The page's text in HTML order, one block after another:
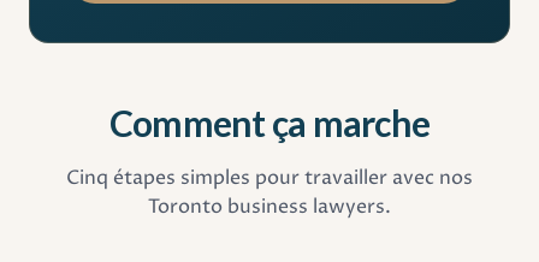
Comment ça marche
Cinq étapes simples pour travailler avec nos
Toronto business lawyers.